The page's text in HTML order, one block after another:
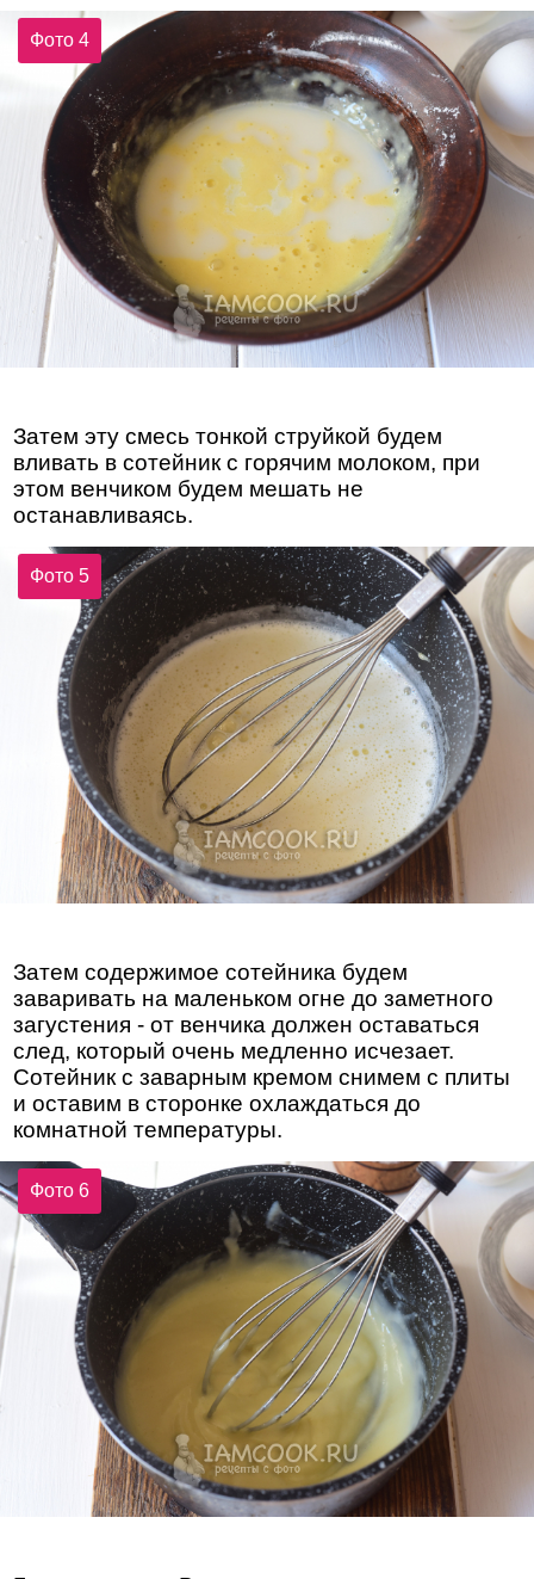
Фото 4
Затем эту смесь тонкой струйкой будем
вливать в сотейник с горячим молоком, при
этом венчиком будем мешать не
останавливаясь.
Фото 5
Затем содержимое сотейника будем
заваривать на маленьком огне до заметного
загустения - от венчика должен оставаться
след, который очень медленно исчезает.
Сотейник с заварным кремом снимем с плиты
и оставим в сторонке охлаждаться до
комнатной температуры.
Фото 6